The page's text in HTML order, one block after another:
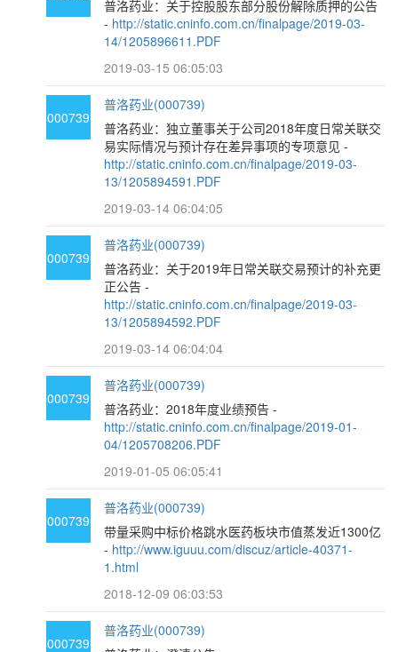
普洛药业：关于控股股东部分股份解除质押的公告
- http://static.cninfo.com.cn/finalpage/2019-03-
14/1205896611.PDF
2019-03-15 06:05:03
000739
普洛药业(000739)
普洛药业：独立董事关于公司2018年度日常关联交
易实际情况与预计存在差异事项的专项意见 -
http://static.cninfo.com.cn/finalpage/2019-03-
13/1205894591.PDF
2019-03-14 06:04:05
000739
普洛药业(000739)
普洛药业：关于2019年日常关联交易预计的补充更
正公告 -
http://static.cninfo.com.cn/finalpage/2019-03-
13/1205894592.PDF
2019-03-14 06:04:04
000739
普洛药业(000739)
普洛药业：2018年度业绩预告 -
http://static.cninfo.com.cn/finalpage/2019-01-
04/1205708206.PDF
2019-01-05 06:05:41
000739
普洛药业(000739)
带量采购中标价格跳水医药板块市值蒸发近1300亿
- http://www.iguuu.com/discuz/article-40371-
1.html
2018-12-09 06:03:53
000739
普洛药业(000739)